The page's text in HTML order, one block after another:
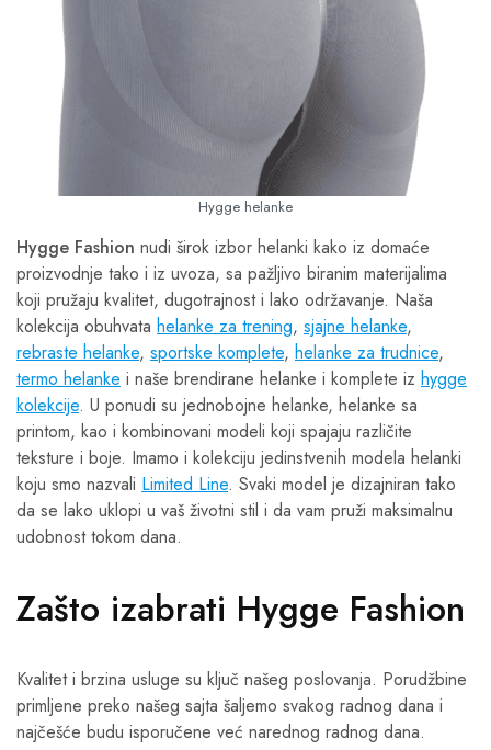
Hygge helanke
Hygge Fashion nudi širok izbor helanki kako iz domaće
proizvodnje tako i iz uvoza, sa pažljivo biranim materijalima
koji pružaju kvalitet, dugotrajnost i lako održavanje. Naša
kolekcija obuhvata helanke za trening, sjajne helanke,
rebraste helanke, sportske komplete, helanke za trudnice,
termo helanke i naše brendirane helanke i komplete iz hygge
kolekcije. U ponudi su jednobojne helanke, helanke sa
printom, kao i kombinovani modeli koji spajaju različite
teksture i boje. Imamo i kolekciju jedinstvenih modela helanki
koju smo nazvali Limited Line. Svaki model je dizajniran tako
da se lako uklopi u vaš životni stil i da vam pruži maksimalnu
udobnost tokom dana.
Zašto izabrati Hygge Fashion
Kvalitet i brzina usluge su ključ našeg poslovanja. Porudžbine
primljene preko našeg sajta šaljemo svakog radnog dana i
najčešće budu isporučene već narednog radnog dana.